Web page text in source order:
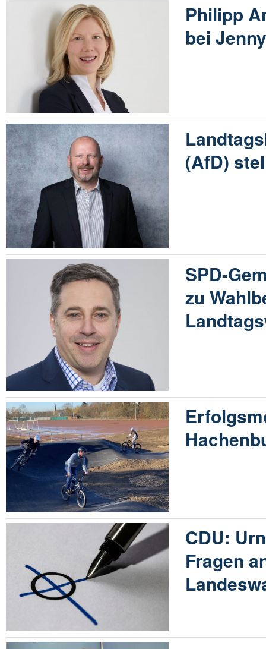
Philipp
bei
(AfD)
SPD-
zu
CDU:
Fragen